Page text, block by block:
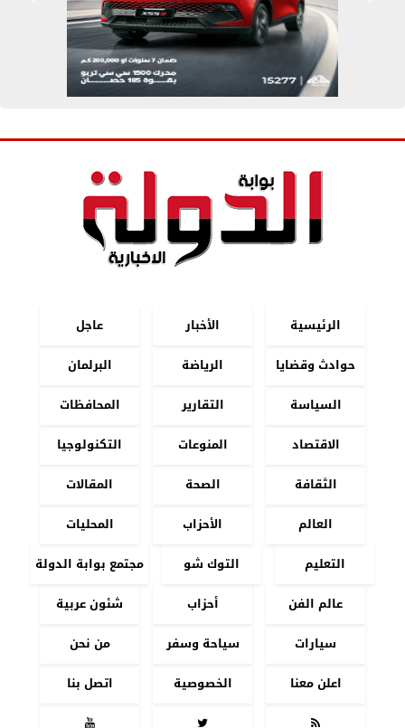
الرئيسية الأخبار
عاجل
حوادث وقضايا
الرياضة
البرلمان
السياسة
التقارير
المحافظات
الاقتصاد
المنوعات
التكنولوجيا
الثقافة
الصحة
المقالات
العالم
الأحزاب
المحليات
التعليم
التوك شو
مجتمع بوابة الدولة
عالم الفن
أحزاب
شئون عربية
سيارات
سياحة وسفر
من نحن
اعلن معنا
الخصوصية
اتصل بنا


